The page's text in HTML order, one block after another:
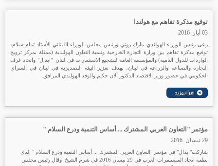
توقيع مذكرة تفاهم مع هولندا
03 أيار. 2016
رعى رئيس الوزراء الهولندي مارك روتي ورئيس مجلس الوزراء اللبناني الأستاذ تمام سلام،
توقيع مذكرة تفاهم بين وزارة التجارة الخارجية وتنمية التعاون الهولندية (ممثلة بمركز ترويج
الواردات للدول النامية) والمؤسسة العامة لتشجيع الاستثمارات في لبنان "ايدال" واتحاد غرف
التجارة والصناعة والزراعة في لبنان، بهدف تعزيز البيئة التصديرية في لبنان في السراي
الحكومي في حضور وزير الاقتصاد الدكتور ألان حكيم والوفد الهولندي المرافق.
مؤتمر "التعاون العربي المشترك ... أساس التنمية ودرع السلام "
29 نيسان. 2016
شاركت"ايدال" في مؤتمر "التعاون العربي المشترك ... أساس التنمية ودرع السلام " الذي
نظمه اتحاد المستثمرات العرب في 29 نيسان 2016 في شرم الشيخ. وقال رئيس مجلس